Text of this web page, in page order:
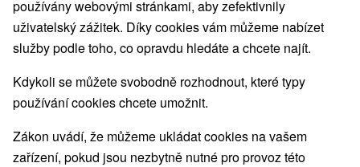
Vyhliadkové veže a chodníky(1)
Hrady, zámky, zrúcaniny(3) Skanzeny (1) Kaštiele
Mestské a zámocké parky
Obce a města
Brodzany(1) Uhrovec(1)
používány webovými stránkami, aby zefektivnily
uživatelský zážitek. Díky cookies vám můžeme nabízet
služby podle toho, co opravdu hledáte a chcete najít.
Kdykoli se můžete svobodně rozhodnout, které typy
používání cookies chcete umožnit.
Zákon uvádí, že můžeme ukládat cookies na vašem
zařízení, pokud jsou nezbytně nutné pro provoz této